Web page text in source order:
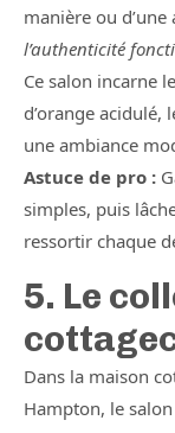
manière ou
l’authenticité
Ce salon incarne le
d’orange acidulé,
une ambiance
Astuce de pro :
simples, puis
ressortir chaque
5. Le
Dans la maison
Hampton, le